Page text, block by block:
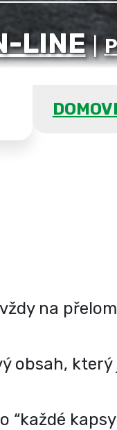
LINE |
na
obsah, který
“každé